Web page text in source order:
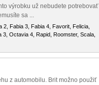
výrobku už nebudete potrebovať
sa ...
2, Fabia 3, Fabia 4, Favorit, Felicia,
Octavia 4, Rapid, Roomster, Scala,
z automobilu. Brit možno použiť